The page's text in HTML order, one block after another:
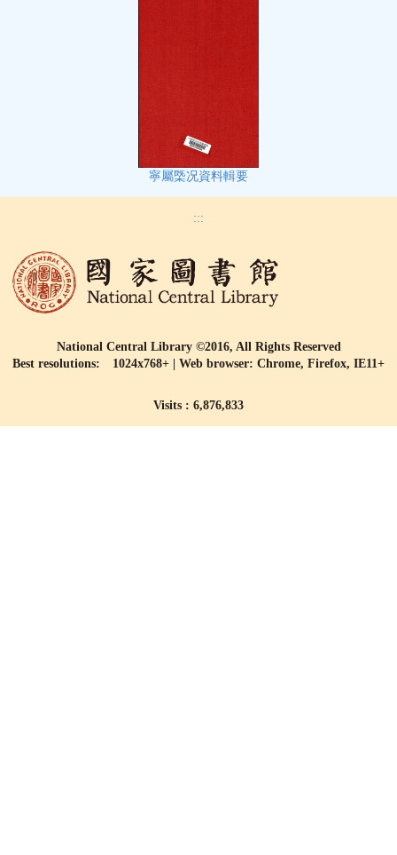
寧屬㮣况資料輯要
:::
National Central Library ©2016, All Rights Reserved
Best resolutions: 1024x768+ | Web browser: Chrome, Firefox, IE11+
Visits : 6,876,833